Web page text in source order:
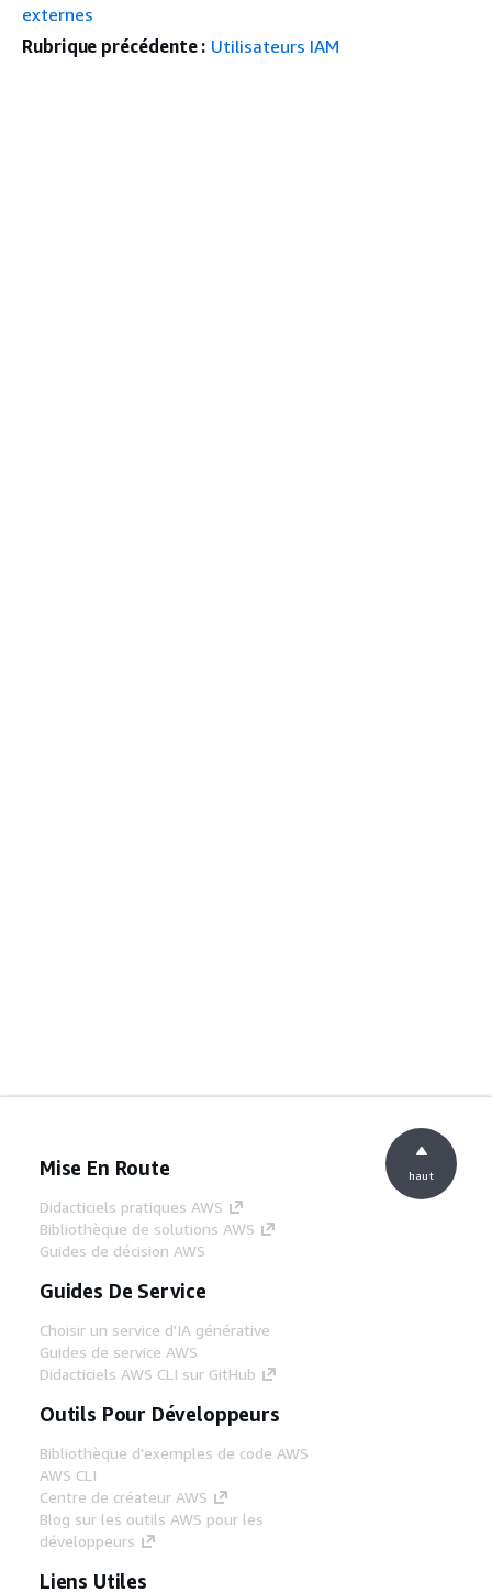
externes
Rubrique précédente : Utilisateurs IAM
Mise En Route
Didacticiels pratiques AWS
Bibliothèque de solutions AWS
Guides de décision AWS
Guides De Service
Choisir un service d'IA générative
Guides de service AWS
Didacticiels AWS CLI sur GitHub
Outils Pour Développeurs
Bibliothèque d'exemples de code AWS
AWS CLI
Centre de créateur AWS
Blog sur les outils AWS pour les
développeurs
Liens Utiles
haut